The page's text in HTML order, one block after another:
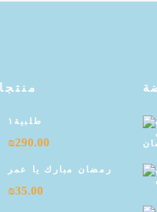
طلبية١
₪290.00
رمضان مبارك يا عمر
₪35.00